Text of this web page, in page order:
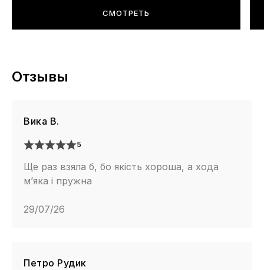
СМОТРЕТЬ
Отзывы
Вика В.
5
Ще раз взяла б, бо якість хороша, а хода
м’яка і пружна
29/07/26
Петро Рудик